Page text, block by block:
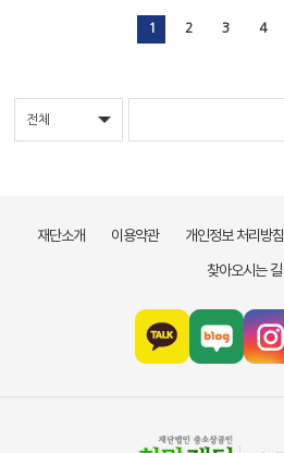
1 2 3 4
재단소개 이용약관 개인정보 처리방침
찾아오시는 길